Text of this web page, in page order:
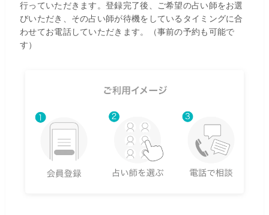
行っていただきます。登録完了後、ご希望の占い師をお選
びいただき、その占い師が待機をしているタイミングに合
わせてお電話していただきます。（事前の予約も可能で
す）